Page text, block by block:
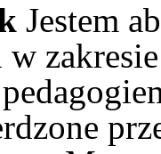
Jestem